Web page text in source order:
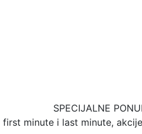
SPECIJALNE
first minute i last minute,